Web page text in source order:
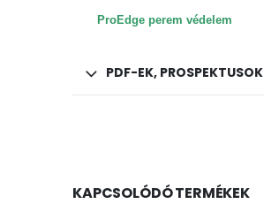
ProEdge perem védelem
PDF-EK, PROSPEKTUSOK
KAPCSOLÓDÓ TERMÉKEK